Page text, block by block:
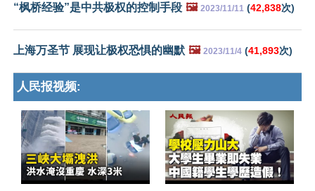
“枫桥经验”是中共极权的控制手段 🖼️ 2023/11/11 (42,838次)
上海万圣节 展现让极权恐惧的幽默 🖼️ 2023/11/4 (41,893次)
人民报视频: